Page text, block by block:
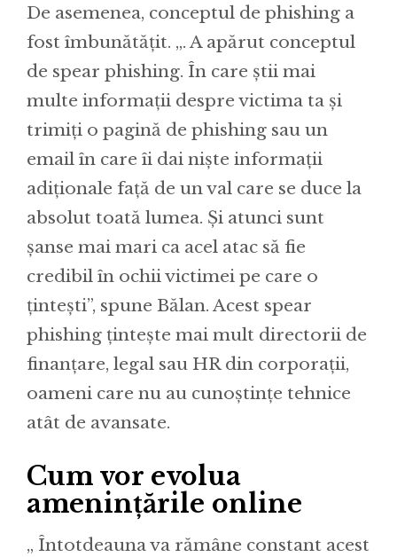
De asemenea, conceptul de phishing a
fost îmbunătățit. „. A apărut conceptul
de spear phishing. În care știi mai
multe informații despre victima ta și
trimiți o pagină de phishing sau un
email în care îi dai niște informații
adiționale față de un val care se duce la
absolut toată lumea. Și atunci sunt
șanse mai mari ca acel atac să fie
credibil în ochii victimei pe care o
țintești”, spune Bălan. Acest spear
phishing țintește mai mult directorii de
finanțare, legal sau HR din corporații,
oameni care nu au cunoștințe tehnice
atât de avansate.
Cum vor evolua
amenințările online
„ Întotdeauna va rămâne constant acest